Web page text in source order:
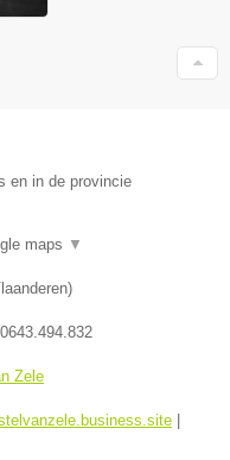
en in de provincie
maps ▼
)
0643.494.832
Zele
|